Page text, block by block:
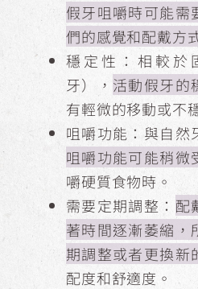
假牙咀嚼時可能需
們的感覺和配戴方
穩定性：相較於
牙）， 活動假牙的
有輕微的移動或不
咀嚼功能：與自然
咀嚼功能可能稍微
嚼硬質食物時。
需要定期調整： 配
著時間逐漸萎縮，
期調整或者更換新
配度和舒適度。